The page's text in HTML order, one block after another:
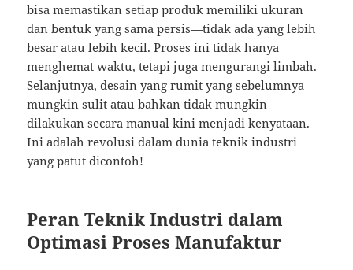
bisa memastikan setiap produk memiliki ukuran
dan bentuk yang sama persis—tidak ada yang lebih
besar atau lebih kecil. Proses ini tidak hanya
menghemat waktu, tetapi juga mengurangi limbah.
Selanjutnya, desain yang rumit yang sebelumnya
mungkin sulit atau bahkan tidak mungkin
dilakukan secara manual kini menjadi kenyataan.
Ini adalah revolusi dalam dunia teknik industri
yang patut dicontoh!
Peran Teknik Industri dalam
Optimasi Proses Manufaktur